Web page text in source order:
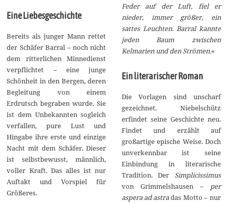
Eine Liebesgeschichte
Bereits als junger Mann rettet
der Schäfer Barral – noch nicht
dem ritterlichen Minnedienst
verpflichtet – eine junge
Schönheit in den Bergen, deren
Begleitung von einem
Erdrutsch begraben wurde. Sie
ist dem Unbekannten sogleich
verfallen, pure Lust und
Hingabe ihre erste und einzige
Nacht mit dem Schäfer. Dieser
ist selbstbewusst, männlich,
voller Kraft. Das alles ist nur
Auftakt und Vorspiel für
Größeres.
Feder auf der Luft, fiel er
nieder, immer größer, ein
sattes Leuchten. Barral kannte
jeden Baum zwischen
Kelmarien und den Strömen.«
Ein literarischer Roman
Die Vorlagen sind unscharf
gezeichnet. Niebelschütz
erfindet seine Geschichte neu.
Findet und erzählt auf
großartige epische Weise. Doch
unverkennbar ist seine
Einbindung in literarische
Tradition. Der Simplicissimus
von Grimmelshausen – per
aspera ad astradas Motto – nur